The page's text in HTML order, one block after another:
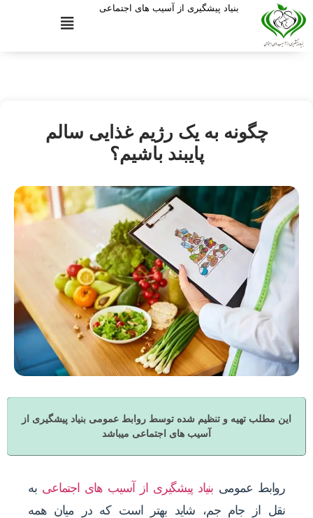
بنیاد پیشگیری از آسیب های اجتماعی
چگونه به یک رژیم غذایی سالم
پایبند باشیم؟
این مطلب تهیه و تنظیم شده توسط روابط عمومی بنیاد پیشگیری از
آسیب های اجتماعی میباشد
روابط عمومی بنیاد پیشگیری از آسیب های اجتماعی به
نقل از جام جم، شاید بهتر است که در میان همه